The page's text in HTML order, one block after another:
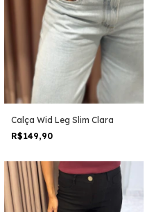
Calça Wid Leg Slim Clara
R$149,90